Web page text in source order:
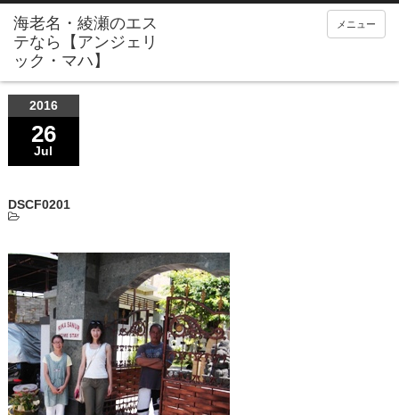
メニュー
2016
26
Jul
DSCF0201